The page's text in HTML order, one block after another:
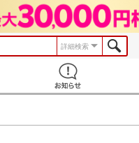
詳細検索